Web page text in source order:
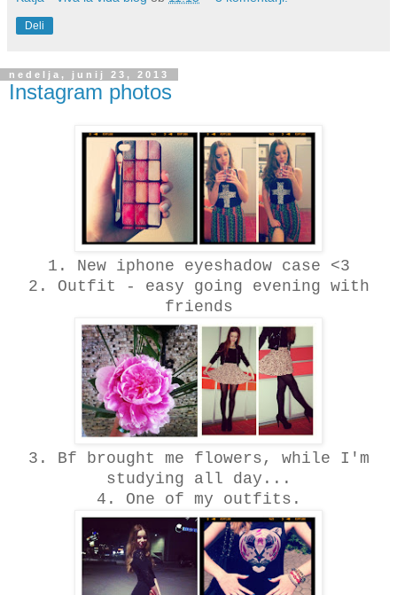
Deli
nedelja, junij 23, 2013
Instagram photos
1. New iphone eyeshadow case <3
2. Outfit - easy going evening with
friends
3. Bf brought me flowers, while I'm
studying all day...
4. One of my outfits.